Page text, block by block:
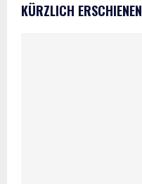
KÜRZLICH ERSCHIENEN